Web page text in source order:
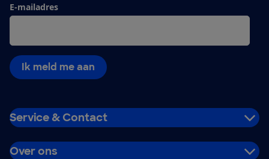
E-mailadres
Ik meld me aan
Service & Contact
Over ons